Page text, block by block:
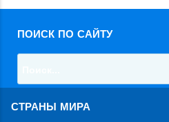
ПОИСК ПО САЙТУ
СТРАНЫ МИРА